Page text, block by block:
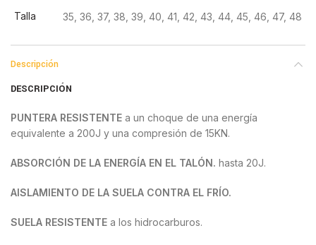
Talla 35, 36, 37, 38, 39, 40, 41, 42, 43, 44, 45, 46, 47, 48
Descripción
DESCRIPCIÓN
PUNTERA RESISTENTE a un choque de una energía
equivalente a 200J y una compresión de 15KN.
ABSORCIÓN DE LA ENERGÍA EN EL TALÓN. hasta 20J.
AISLAMIENTO DE LA SUELA CONTRA EL FRÍO.
SUELA RESISTENTE a los hidrocarburos.